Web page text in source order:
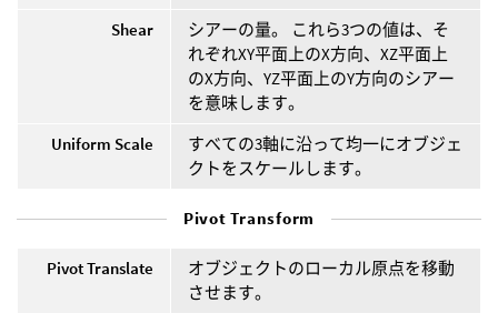
Shear
シアーの量。 これら3つの値は、そ
れぞれXY平面上のX方向、XZ平面上
のX方向、YZ平面上のY方向のシアー
を意味します。
Uniform Scale
すべての3軸に沿って均一にオブジェ
クトをスケールします。
Pivot Transform
Pivot Translate
オブジェクトのローカル原点を移動
させます。